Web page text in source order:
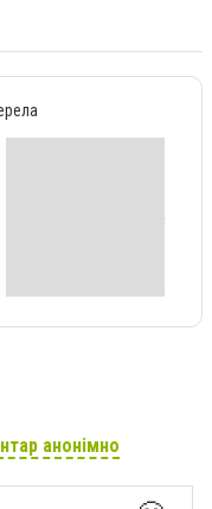
анонімно